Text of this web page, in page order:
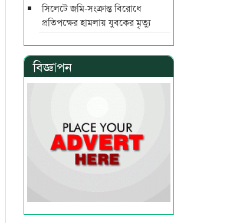
সিলেটে জমি-সংক্রান্ত বিরোধে
প্রতিপক্ষের হামলায় যুবকের মৃত্যু
বিজ্ঞাপন